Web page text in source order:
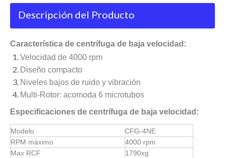
Descripción del Producto
Característica de centrífuga de baja velocidad:
Velocidad de 4000 rpm
Diseño compacto
Niveles bajos de ruido y vibración
Multi-Rotor: acomoda 6 microtubos
Especificaciones de centrífuga de baja velocidad:
Modelo
CFG-4NE
RPM máximo
4000 rpm
Max RCF
1790xg